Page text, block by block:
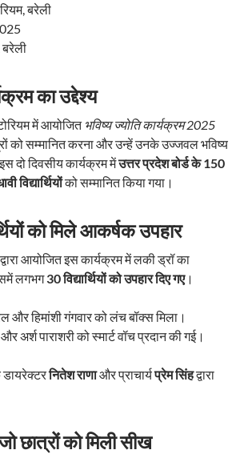
बरेली
का उद्देश्य
में आयोजित भविष्य ज्योति कार्यक्रम 2025
को सम्मानित करना और उन्हें उनके उज्जवल भविष्य
दो दिवसीय कार्यक्रम मेंउत्तर प्रदेश बोर्ड के 150
विद्यार्थियोंको सम्मानित किया गया।
को मिले आकर्षक उपहार
आयोजित इस कार्यक्रम में लकी ड्रॉ का
लगभग30 विद्यार्थियों को उपहार दिए गए।
और हिमांशी गंगवार को लंच बॉक्स मिला।
अर्श पाराशरी को स्मार्ट वॉच प्रदान की गई।
डायरेक्टरनितेश राणाऔर प्राचार्यप्रेम सिंहद्वारा
छात्रों को मिली सीख